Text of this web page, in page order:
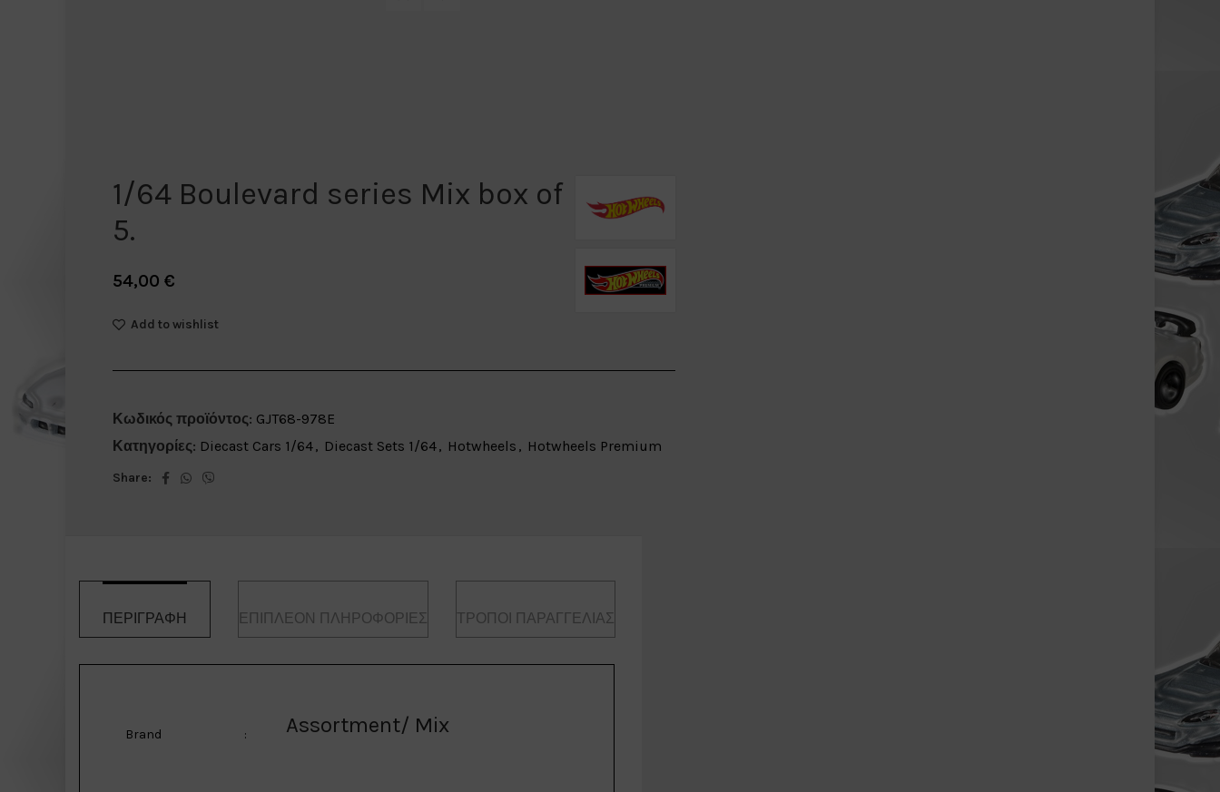
1/64 Boulevard series Mix box of
5.
54,00 €
Add to wishlist
Κωδικός προϊόντος: GJT68-978E
Κατηγορίες: Diecast Cars 1/64, Diecast Sets 1/64, Hotwheels , Hotwheels Premium
Share:
ΠΕΡΙΓΡΑΦΉ ΕΠΙΠΛΈΟΝ ΠΛΗΡΟΦΟΡΊΕΣ ΤΡΌΠΟΙ ΠΑΡΑΓΓΕΛΊΑΣ
Brand : Assortment/ Mix